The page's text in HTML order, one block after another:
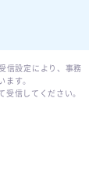
信設定により、事務
ます。
信してください。